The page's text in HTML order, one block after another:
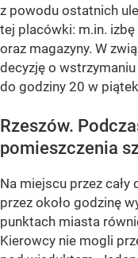
z powodu ostatnich
tej placówki: m.in.
oraz magazyny. W
decyzję o
do godziny 20 w
Rzeszów.
pomieszczenia
Na miejscu przez
przez około godzinę
punktach miasta
Kierowcy nie mogli